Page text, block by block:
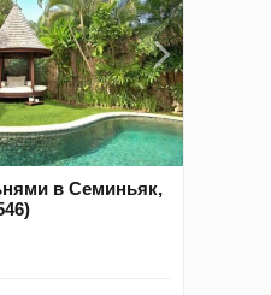
в Семиньяк,